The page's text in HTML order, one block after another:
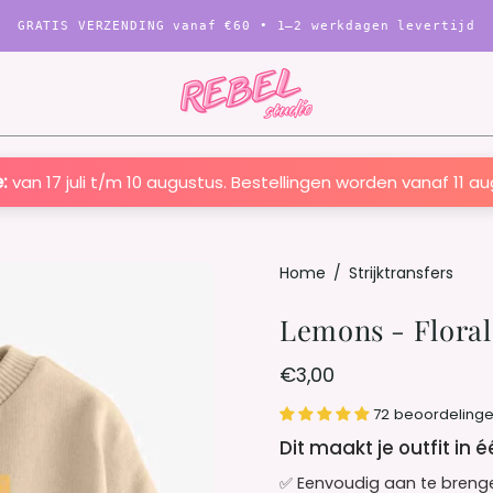
GRATIS VERZENDING vanaf€60 • 1–2 werkdagen levertijd
van 17 juli t/m 10 augustus. Bestellingen worden vanaf 11
Lightbox
Home / Strijktransfers
Lemons -
€3,00
72
Dit maakt je outfit in
✅ Eenvoudig aan te